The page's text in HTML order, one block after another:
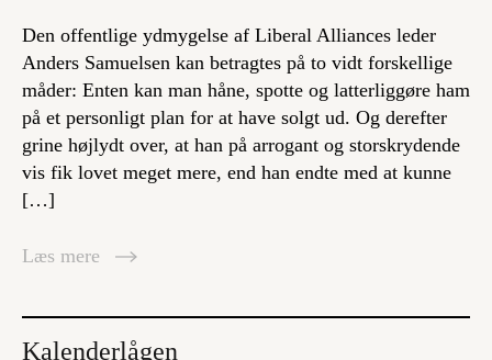
Den offentlige ydmygelse af Liberal Alliances leder
Anders Samuelsen kan betragtes på to vidt forskellige
måder: Enten kan man håne, spotte og latterliggøre ham
på et personligt plan for at have solgt ud. Og derefter
grine højlydt over, at han på arrogant og storskrydende
vis fik lovet meget mere, end han endte med at kunne
[…]
Læs mere
Kalenderlågen